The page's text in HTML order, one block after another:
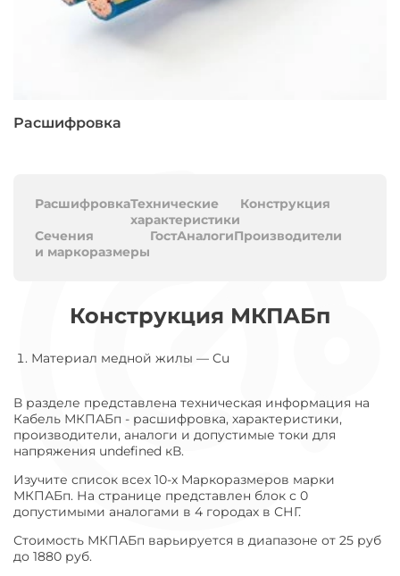
Расшифровка
РасшифровкаТехнические
характеристики
Конструкция
Сечения
и маркоразмеры
ГостАналогиПроизводители
Конструкция МКПАБп
Материал медной жилы — Cu
В разделе представлена техническая информация на
Кабель МКПАБп - расшифровка, характеристики,
производители, аналоги и допустимые токи для
напряжения undefined кВ.
Изучите список всех 10-х Маркоразмеров марки
МКПАБп. На странице представлен блок с 0
допустимыми аналогами в 4 городах в СНГ.
Стоимость МКПАБп варьируется в диапазоне от 25 руб
до 1880 руб.